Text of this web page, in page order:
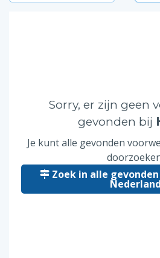
Sorry, er zijn geen
gevonden bij
Je kunt alle gevonden
Zoek in alle
Nederland